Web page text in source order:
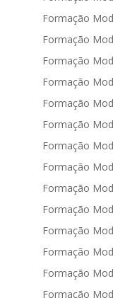
Formação
Formação
Formação
Formação
Formação
Formação
Formação
Formação
Formação
Formação
Formação
Formação
Formação
Formação